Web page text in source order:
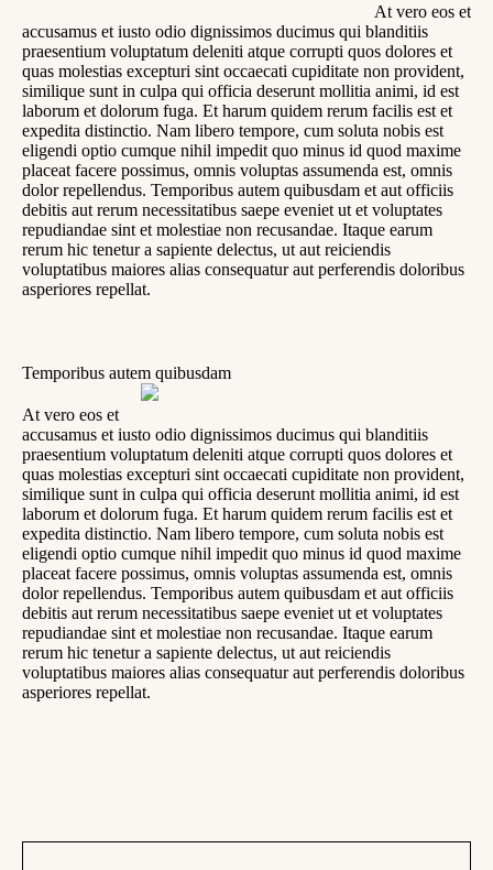
At vero eos et
accusamus et iusto odio dignissimos ducimus qui blanditiis
praesentium voluptatum deleniti atque corrupti quos dolores et
quas molestias excepturi sint occaecati cupiditate non provident,
similique sunt in culpa qui officia deserunt mollitia animi, id est
laborum et dolorum fuga. Et harum quidem rerum facilis est et
expedita distinctio. Nam libero tempore, cum soluta nobis est
eligendi optio cumque nihil impedit quo minus id quod maxime
placeat facere possimus, omnis voluptas assumenda est, omnis
dolor repellendus. Temporibus autem quibusdam et aut officiis
debitis aut rerum necessitatibus saepe eveniet ut et voluptates
repudiandae sint et molestiae non recusandae. Itaque earum
rerum hic tenetur a sapiente delectus, ut aut reiciendis
voluptatibus maiores alias consequatur aut perferendis doloribus
asperiores repellat.
Temporibus autem quibusdam
At vero eos et
accusamus et iusto odio dignissimos ducimus qui blanditiis
praesentium voluptatum deleniti atque corrupti quos dolores et
quas molestias excepturi sint occaecati cupiditate non provident,
similique sunt in culpa qui officia deserunt mollitia animi, id est
laborum et dolorum fuga. Et harum quidem rerum facilis est et
expedita distinctio. Nam libero tempore, cum soluta nobis est
eligendi optio cumque nihil impedit quo minus id quod maxime
placeat facere possimus, omnis voluptas assumenda est, omnis
dolor repellendus. Temporibus autem quibusdam et aut officiis
debitis aut rerum necessitatibus saepe eveniet ut et voluptates
repudiandae sint et molestiae non recusandae. Itaque earum
rerum hic tenetur a sapiente delectus, ut aut reiciendis
voluptatibus maiores alias consequatur aut perferendis doloribus
asperiores repellat.